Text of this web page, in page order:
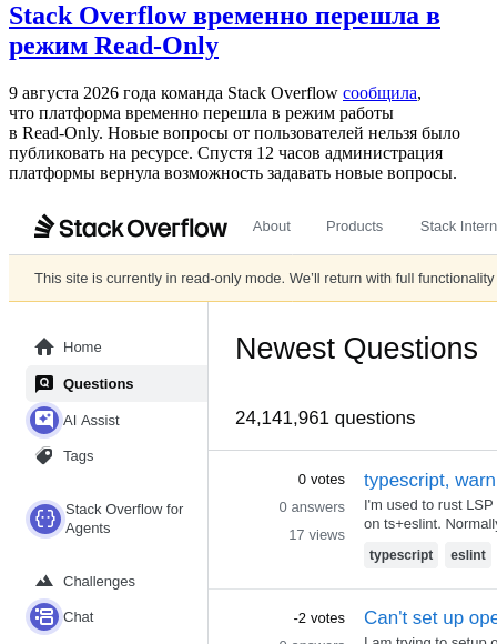
Stack Overflow временно перешла в
режим Read-Only
9 августа 2026 года команда Stack Overflow сообщила,
что платформа временно перешла в режим работы
в Read‑Only. Новые вопросы от пользователей нельзя было
публиковать на ресурсе. Спустя 12 часов администрация
платформы вернула возможность задавать новые вопросы.